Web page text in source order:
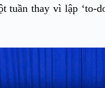
thay vì lập ‘to-